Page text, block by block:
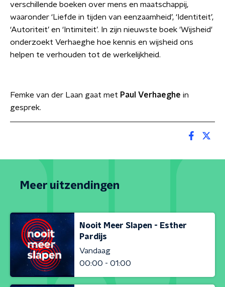
verschillende boeken over mens en maatschappij,
waaronder ‘Liefde in tijden van eenzaamheid’, ‘Identiteit’,
‘Autoriteit’ en ‘Intimiteit’. In zijn nieuwste boek 'Wijsheid'
onderzoekt Verhaeghe hoe kennis en wijsheid ons
helpen te verhouden tot de werkelijkheid.
Femke van der Laan gaat met Paul Verhaeghe in
gesprek.
Meer uitzendingen
Nooit Meer Slapen - Esther
Pardijs
Vandaag
00:00 - 01:00